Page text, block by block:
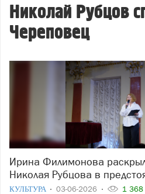
Николай Рубцов
Череповец
Ирина Филимонова раскрыла, кто будет играть
Николая Рубцова в
КУЛЬТУРА 03-06-2026 1 368